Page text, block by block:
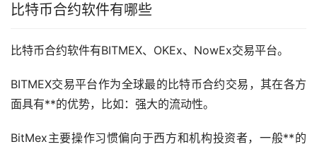
比特币合约软件有哪些
比特币合约软件有BITMEX、OKEx、NowEx交易平台。
BITMEX交易平台作为全球最的比特币合约交易，其在各方
面具有**的优势，比如：强大的流动性。
BitMex主要操作习惯偏向于西方和机构投资者，一般**的